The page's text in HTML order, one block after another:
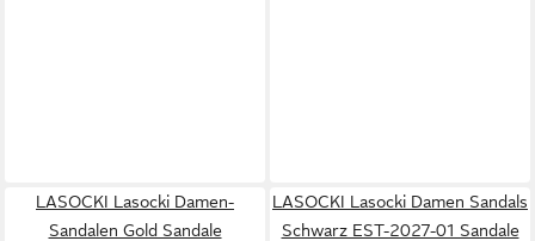
LASOCKI Lasocki Damen-
Sandalen Gold Sandale
LASOCKI Lasocki Damen Sandals
Schwarz EST-2027-01 Sandale